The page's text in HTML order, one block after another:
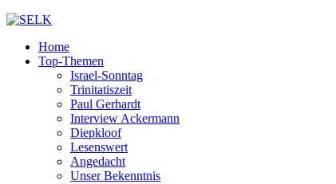
Home
Top-Themen
Israel-Sonntag
Trinitatiszeit
Paul Gerhardt
Interview Ackermann
Diepkloof
Lesenswert
Angedacht
Unser Bekenntnis